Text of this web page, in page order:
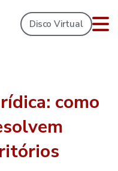
Disco Virtual
como